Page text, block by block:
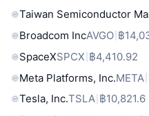
Taiwan Semiconductor
Broadcom IncAVGO ฿
SpaceXSPCX ฿4,410.92
Meta Platforms, Inc.META
Tesla, Inc.TSLA ฿10,821.6